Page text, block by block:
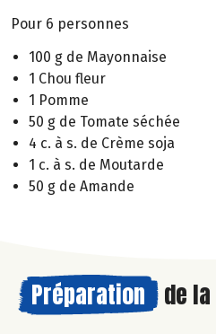
Pour 6 personnes
100 g de Mayonnaise
1 Chou fleur
1 Pomme
50 g de Tomate séchée
4 c. à s. de Crème soja
1 c. à s. de Moutarde
50 g de Amande
Préparation de la